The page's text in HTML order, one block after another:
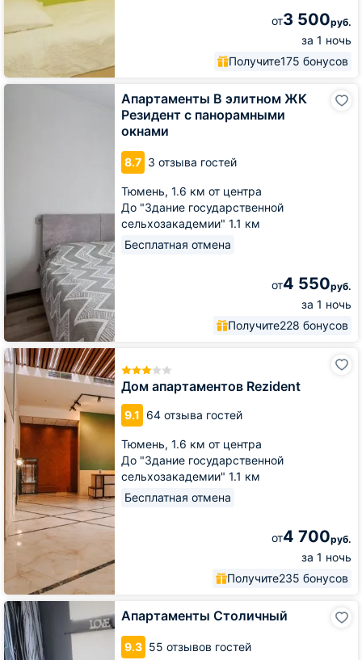
от3 500руб.
за 1 ночь
Получите175 бонусов
Апартаменты В элитном ЖК
Резидент с панорамными
окнами
8.7 3 отзыва гостей
Тюмень, 1.6 км от центра
До "Здание государственной
сельхозакадемии" 1.1 км
Бесплатная отмена
от4 550руб.
за 1 ночь
Получите228 бонусов
Апартаменты
Дом апартаментов Rezident
9.1 64 отзыва гостей
Тюмень, 1.6 км от центра
До "Здание государственной
сельхозакадемии" 1.1 км
Бесплатная отмена
от4 700руб.
за 1 ночь
Получите235 бонусов
Дом
апартаментов
Rezident
Апартаменты Столичный
9.3 55 отзывов гостей
Апартаменты
Столичный